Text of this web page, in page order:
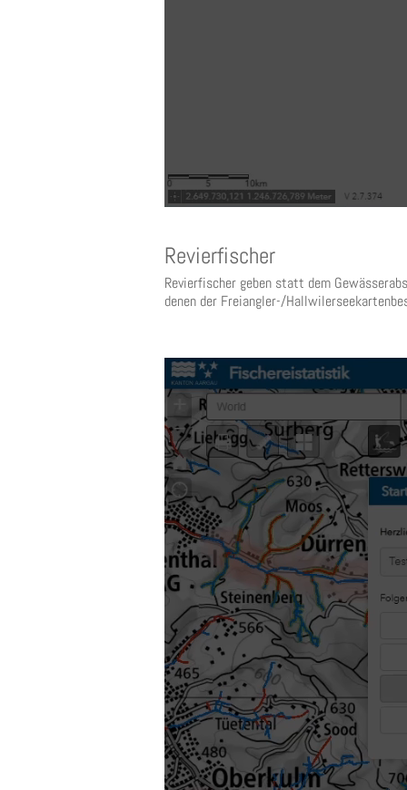
Revierfischer
Revierfischer geben statt dem
denen der Freiangler-/